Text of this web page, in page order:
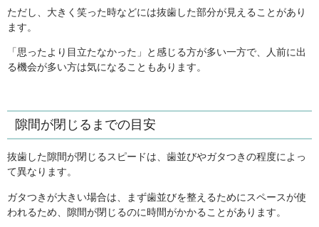
ただし、大きく笑った時などには抜歯した部分が見えることがあり
ます。
「思ったより目立たなかった」と感じる方が多い一方で、人前に出
る機会が多い方は気になることもあります。
隙間が閉じるまでの目安
抜歯した隙間が閉じるスピードは、歯並びやガタつきの程度によっ
て異なります。
ガタつきが大きい場合は、まず歯並びを整えるためにスペースが使
われるため、隙間が閉じるのに時間がかかることがあります。